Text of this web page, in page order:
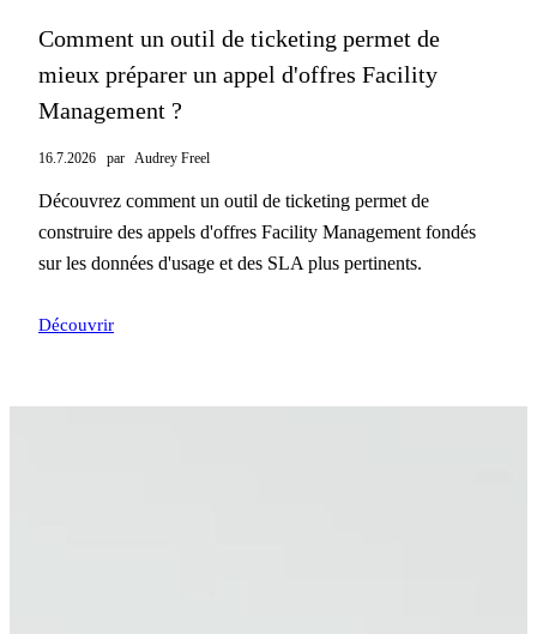
Comment un outil de ticketing permet de
mieux préparer un appel d'offres Facility
Management ?
16.7.2026 par Audrey Freel
Découvrez comment un outil de ticketing permet de
construire des appels d'offres Facility Management fondés
sur les données d'usage et des SLA plus pertinents.
Découvrir